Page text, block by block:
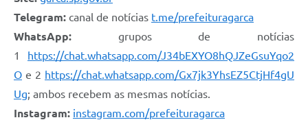
Telegram: canal de notícias t.me/prefeituragarca
WhatsApp: grupos de notícias
1 https://chat.whatsapp.com/J34bEXYO8hQJZeGsuYqo2
O e 2 https://chat.whatsapp.com/Gx7jk3YhsEZ5CtjHf4gU
Ug; ambos recebem as mesmas notícias.
Instagram: instagram.com/prefeituragarca